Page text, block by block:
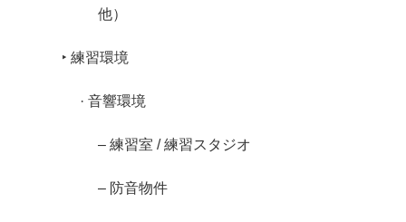
他）
‣ 練習環境
· 音響環境
– 練習室 / 練習スタジオ
– 防音物件